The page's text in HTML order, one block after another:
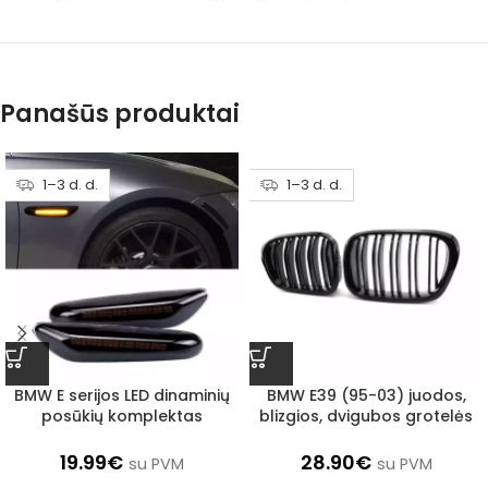
Panašūs produktai
1–3 d. d.
BMW E serijos LED dinaminių
posūkių komplektas
19.99€ su PVM
1–3 d. d.
BMW E39 (95-03) juodos,
blizgios, dvigubos grotelės
28.90€ su PVM